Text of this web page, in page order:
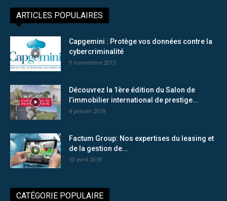
ARTICLES POPULAIRES
Capgemini : Protège vos données contre la
cybercriminalité
9 novembre 2015
Découvrez la 1ère édition du Salon de
l’immobilier international de prestige...
4 janvier 2019
Factum Group: Nos expertises du leasing et
de la gestion de...
10 avril 2019
CATÉGORIE POPULAIRE